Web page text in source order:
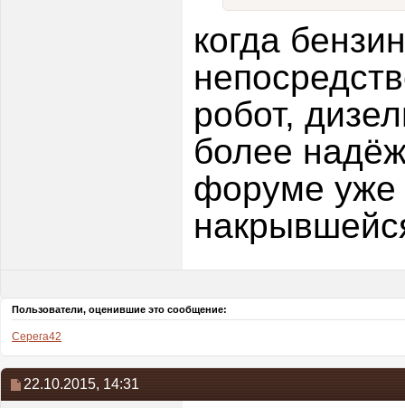
когда
робот,
более
форуме уже
Пользователи, оценившие это сообщение:
Серега42
22.10.2015, 14:31